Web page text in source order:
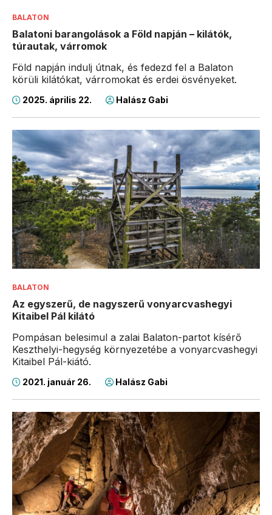
BALATON
Balatoni barangolások a Föld napján – kilátók,
túrautak, várromok
Föld napján indulj útnak, és fedezd fel a Balaton
körüli kilátókat, várromokat és erdei ösvényeket.
2025. április 22. Halász Gabi
BALATON
Az egyszerű, de nagyszerű vonyarcvashegyi
Kitaibel Pál kilátó
Pompásan belesimul a zalai Balaton-partot kísérő
Keszthelyi-hegység környezetébe a vonyarcvashegyi
Kitaibel Pál-kiátó.
2021. január 26. Halász Gabi